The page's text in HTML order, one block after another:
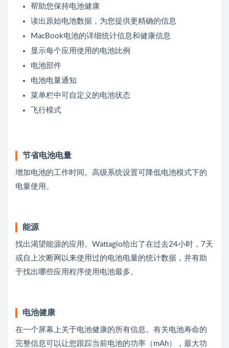
帮助您保持电池健康
读出原始电池数据，为您提供更精确的信息
MacBook电池的详细统计信息和健康信息
显示每个应用使用的电池比例
电池部件
电池电量通知
菜单栏中可自定义的电池状态
飞行模式
节省电池电量
增加电池的工作时间。高级系统设置可降低电池模式下的
电量使用。
能源
找出渴望能源的应用。Wattagio给出了在过去24小时，7天
或自上次断网以来使用过的电池电量的统计数据，并有助
于找出哪些应用程序使用电池最多。
电池健康
在一个屏幕上关于电池健康的所有信息。有关电池寿命的
完整信息可以让您跟踪当前电池的功率（mAh），最大功